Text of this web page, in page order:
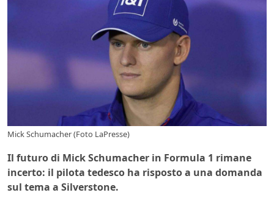
Mick Schumacher (Foto LaPresse)
Il futuro di Mick Schumacher in Formula 1 rimane
incerto: il pilota tedesco ha risposto a una domanda
sul tema a Silverstone.